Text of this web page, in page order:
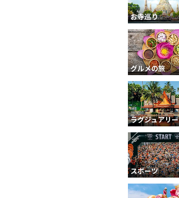
お寺巡り
グルメの旅
ラグジュアリー
スポーツ